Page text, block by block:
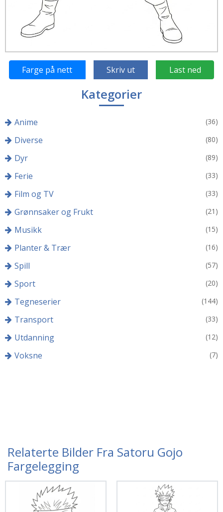
Farge på nett Skriv ut Last ned
Kategorier
Anime (36)
Diverse (80)
Dyr (89)
Ferie (33)
Film og TV (33)
Grønnsaker og Frukt (21)
Musikk (15)
Planter & Trær (16)
Spill (57)
Sport (20)
Tegneserier (144)
Transport (33)
Utdanning (12)
Voksne (7)
Relaterte Bilder Fra Satoru Gojo
Fargelegging